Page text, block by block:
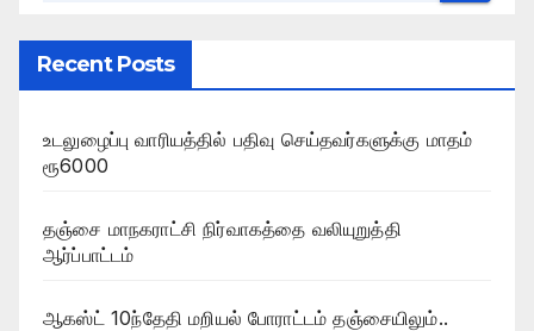
Recent Posts
உடலுழைப்பு வாரியத்தில் பதிவு செய்தவர்களுக்கு மாதம்
ரூ6000
தஞ்சை மாநகராட்சி நிர்வாகத்தை வலியுறுத்தி
ஆர்ப்பாட்டம்
ஆகஸ்ட் 10ந்தேதி மறியல் போராட்டம் தஞ்சையிலும்..